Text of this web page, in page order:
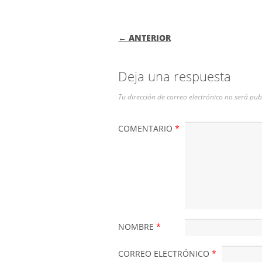
NAVEGACIÓN
← ANTERIOR
Deja una respuesta
Tu dirección de correo electrónico no será
COMENTARIO*
NOMBRE*
CORREO ELECTRÓNICO*